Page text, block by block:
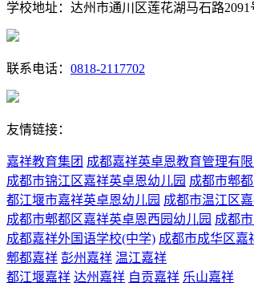
学校地址：达州市通川区莲花湖马石路2091
联系电话： 0818-2117702
友情链接：
嘉祥教育集团 成都嘉祥英卓恩教育管理有限
成都市锦江区嘉祥英卓恩幼儿园 成都市郫
都江堰市嘉祥英卓恩幼儿园 成都市温江区
成都市郫都区嘉祥英卓恩西园幼儿园 成都
成都嘉祥外国语学校(中学) 成都市成华区嘉
郫都嘉祥 彭州嘉祥 温江嘉祥
都江堰嘉祥 达州嘉祥 自贡嘉祥 乐山嘉祥